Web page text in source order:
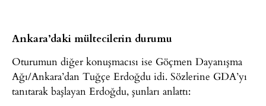
Ankara’daki mültecilerin durumu
Oturumun diğer konuşmacısı ise Göçmen Dayanışma
Ağı/Ankara’dan Tuğçe Erdoğdu idi. Sözlerine GDA’yı
tanıtarak başlayan Erdoğdu, şunları anlattı: